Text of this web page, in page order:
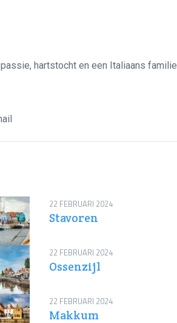
hartstocht en een Italiaans familie
22 FEBRUARI 2024
Stavoren
22 FEBRUARI 2024
Ossenzijl
22 FEBRUARI 2024
Makkum